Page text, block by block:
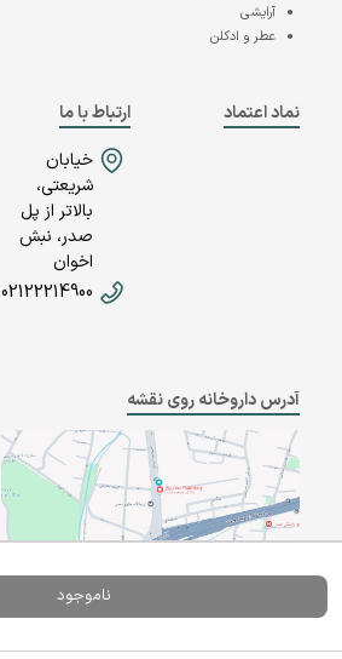
ناموجود
آرایشی
عطر و ادکلن
نماد اعتماد
ارتباط با ما
خیابان
شریعتی،
بالاتر از پل
صدر، نبش
اخوان
02122214900
آدرس داروخانه روی نقشه
A Pluss
Powered By